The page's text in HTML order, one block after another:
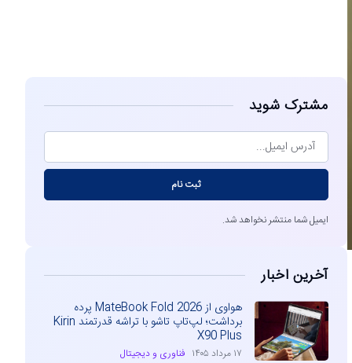
مشترک شوید
ثبت نام
ایمیل شما منتشر نخواهد شد.
آخرین اخبار
هواوی از MateBook Fold 2026 پرده
برداشت؛ لپ‌تاپ تاشو با تراشه قدرتمند Kirin
X90 Plus
۱۷ مرداد ۱۴۰۵ فناوری و دیجیتال